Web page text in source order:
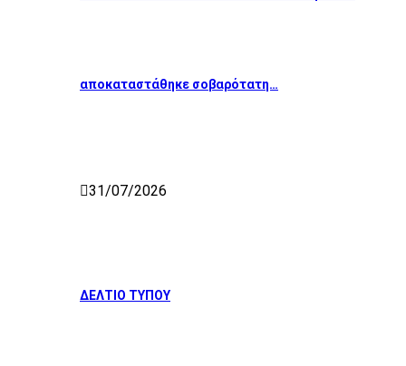
αποκαταστάθηκε σοβαρότατη…
31/07/2026
ΔΕΛΤΙΟ ΤΥΠΟΥ